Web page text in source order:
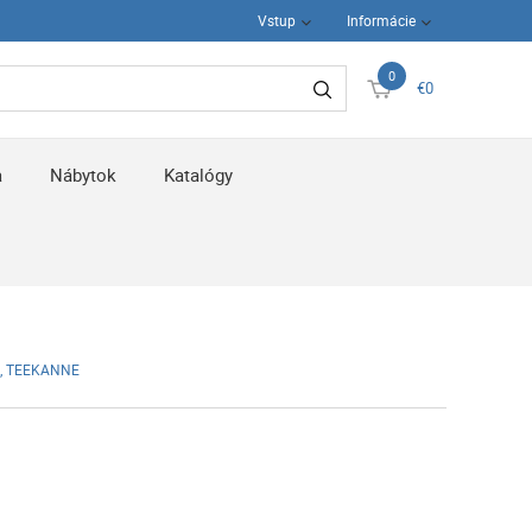
Vstup Informácie
0
€0
Nábytok Katalógy
TEEKANNE